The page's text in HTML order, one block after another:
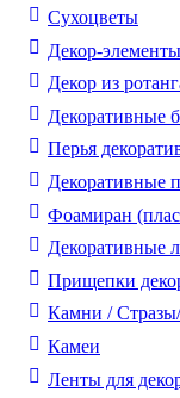
Cухоцветы
Декор-элементы
Декор из
Декоративные
Перья
Декоративные
Фоамиран
Декоративные
Прищепки
Камни /
Камеи
Ленты для